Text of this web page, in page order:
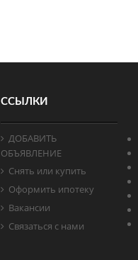
ССЫЛКИ
ДОБАВИТЬ
ОБЪЯВЛЕНИЕ
Снять или купить
Оформить ипотеку
Вакансии
Связаться с нами